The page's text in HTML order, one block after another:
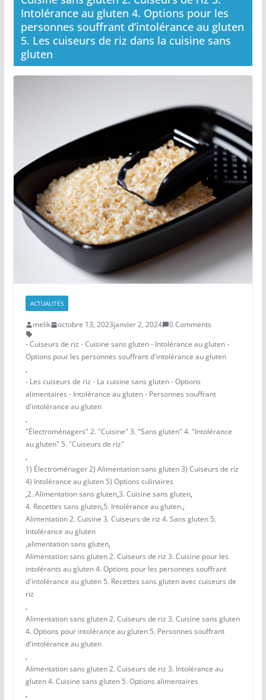
Intolérance au gluten 4. Options pour les
personnes souffrant d’intolérance au gluten
5. Les cuiseurs de riz dans la cuisine sans
gluten
ACTUALITÉS
melik octobre 13, 2023janvier 2, 2024
0 Comments
- Cuiseurs de riz - Cuisine sans gluten - Intolérance au gluten -
Options pour les personnes souffrant d'intolérance au gluten
,
- Les cuiseurs de riz - La cuisine sans gluten - Options
alimentaires - Intolérance au gluten - Personnes souffrant
d'intolérance au gluten
,
"Électroménagers" 2. "Cuisine" 3. "Sans gluten" 4. "Intolérance
au gluten" 5. "Cuiseurs de riz"
,
1) Électroménager 2) Alimentation sans gluten 3) Cuiseurs de riz
4) Intolérance au gluten 5) Options culinaires
,2. Alimentation sans gluten,3. Cuisine sans gluten,
4. Recettes sans gluten,5. Intolérance au gluten.,
Alimentation 2. Cuisine 3. Cuiseurs de riz 4. Sans gluten 5.
Intolérance au gluten
,alimentation sans gluten,
Alimentation sans gluten 2. Cuiseurs de riz 3. Cuisine pour les
intolérants au gluten 4. Options pour les personnes souffrant
d'intolérance au gluten 5. Recettes sans gluten avec cuiseurs de
riz
,
Alimentation sans gluten 2. Cuiseurs de riz 3. Cuisine sans gluten
4. Options pour intolérance au gluten 5. Personnes souffrant
d'intolérance au gluten
,
Alimentation sans gluten 2. Cuiseurs de riz 3. Intolérance au
gluten 4. Cuisine sans gluten 5. Options alimentaires
,